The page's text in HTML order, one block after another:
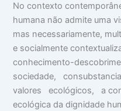
No contexto
humana não admite uma
mas necessariamente,
e socialmente
conhecimento-
sociedade,
valores ecológicos, a
ecológica da dignidade